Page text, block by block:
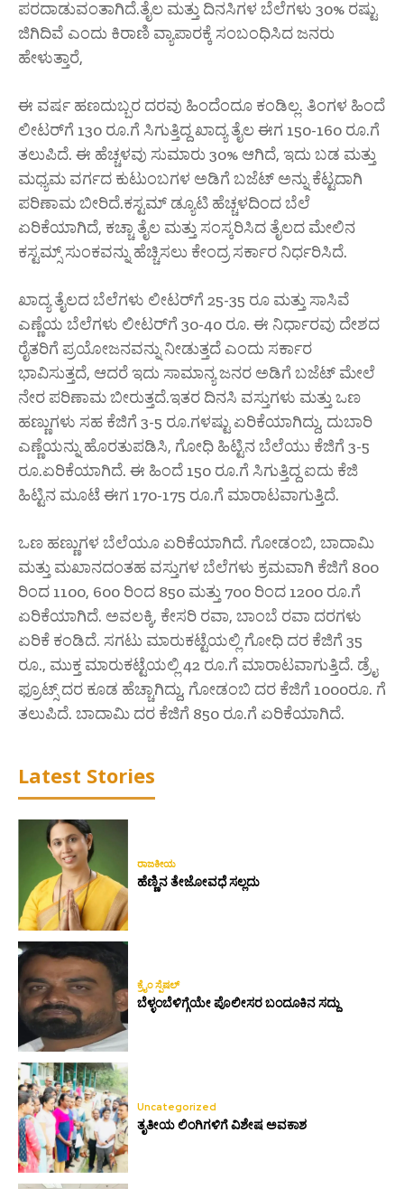
ಪರದಾಡುವಂತಾಗಿದೆ.ತೈಲ ಮತ್ತು ದಿನಸಿಗಳ ಬೆಲೆಗಳು 30% ರಷ್ಟು
ಜಿಗಿದಿವೆ ಎಂದು ಕಿರಾಣಿ ವ್ಯಾಪಾರಕ್ಕೆ ಸಂಬಂಧಿಸಿದ ಜನರು
ಹೇಳುತ್ತಾರೆ,
ಈ ವರ್ಷ ಹಣದುಬ್ಬರ ದರವು ಹಿಂದೆಂದೂ ಕಂಡಿಲ್ಲ. ತಿಂಗಳ ಹಿಂದೆ
ಲೀಟರ್‌ಗೆ 130 ರೂ.ಗೆ ಸಿಗುತ್ತಿದ್ದ ಖಾದ್ಯ ತೈಲ ಈಗ 150-160 ರೂ.ಗೆ
ತಲುಪಿದೆ. ಈ ಹೆಚ್ಚಳವು ಸುಮಾರು 30% ಆಗಿದೆ, ಇದು ಬಡ ಮತ್ತು
ಮಧ್ಯಮ ವರ್ಗದ ಕುಟುಂಬಗಳ ಅಡಿಗೆ ಬಜೆಟ್ ಅನ್ನು ಕೆಟ್ಟದಾಗಿ
ಪರಿಣಾಮ ಬೀರಿದೆ.ಕಸ್ಟಮ್ ಡ್ಯೂಟಿ ಹೆಚ್ಚಳದಿಂದ ಬೆಲೆ
ಏರಿಕೆಯಾಗಿದೆ, ಕಚ್ಚಾ ತೈಲ ಮತ್ತು ಸಂಸ್ಕರಿಸಿದ ತೈಲದ ಮೇಲಿನ
ಕಸ್ಟಮ್ಸ್ ಸುಂಕವನ್ನು ಹೆಚ್ಚಿಸಲು ಕೇಂದ್ರ ಸರ್ಕಾರ ನಿರ್ಧರಿಸಿದೆ.
ಖಾದ್ಯ ತೈಲದ ಬೆಲೆಗಳು ಲೀಟರ್‌ಗೆ 25-35 ರೂ ಮತ್ತು ಸಾಸಿವೆ
ಎಣ್ಣೆಯ ಬೆಲೆಗಳು ಲೀಟರ್‌ಗೆ 30-40 ರೂ. ಈ ನಿರ್ಧಾರವು ದೇಶದ
ರೈತರಿಗೆ ಪ್ರಯೋಜನವನ್ನು ನೀಡುತ್ತದೆ ಎಂದು ಸರ್ಕಾರ
ಭಾವಿಸುತ್ತದೆ, ಆದರೆ ಇದು ಸಾಮಾನ್ಯ ಜನರ ಅಡಿಗೆ ಬಜೆಟ್ ಮೇಲೆ
ನೇರ ಪರಿಣಾಮ ಬೀರುತ್ತದೆ.ಇತರ ದಿನಸಿ ವಸ್ತುಗಳು ಮತ್ತು ಒಣ
ಹಣ್ಣುಗಳು ಸಹ ಕೆಜಿಗೆ 3-5 ರೂ.ಗಳಷ್ಟು ಏರಿಕೆಯಾಗಿದ್ದು, ದುಬಾರಿ
ಎಣ್ಣೆಯನ್ನು ಹೊರತುಪಡಿಸಿ, ಗೋಧಿ ಹಿಟ್ಟಿನ ಬೆಲೆಯು ಕೆಜಿಗೆ 3-5
ರೂ.ಏರಿಕೆಯಾಗಿದೆ. ಈ ಹಿಂದೆ 150 ರೂ.ಗೆ ಸಿಗುತ್ತಿದ್ದ ಐದು ಕೆಜಿ
ಹಿಟ್ಟಿನ ಮೂಟೆ ಈಗ 170-175 ರೂ.ಗೆ ಮಾರಾಟವಾಗುತ್ತಿದೆ.
ಒಣ ಹಣ್ಣುಗಳ ಬೆಲೆಯೂ ಏರಿಕೆಯಾಗಿದೆ. ಗೋಡಂಬಿ, ಬಾದಾಮಿ
ಮತ್ತು ಮಖಾನದಂತಹ ವಸ್ತುಗಳ ಬೆಲೆಗಳು ಕ್ರಮವಾಗಿ ಕೆಜಿಗೆ 800
ರಿಂದ 1100, 600 ರಿಂದ 850 ಮತ್ತು 700 ರಿಂದ 1200 ರೂ.ಗೆ
ಏರಿಕೆಯಾಗಿದೆ. ಅವಲಕ್ಕಿ, ಕೇಸರಿ ರವಾ, ಬಾಂಬೆ ರವಾ ದರಗಳು
ಏರಿಕೆ ಕಂಡಿದೆ. ಸಗಟು ಮಾರುಕಟ್ಟೆಯಲ್ಲಿ ಗೋಧಿ ದರ ಕೆಜಿಗೆ 35
ರೂ., ಮುಕ್ತ ಮಾರುಕಟ್ಟೆಯಲ್ಲಿ 42 ರೂ.ಗೆ ಮಾರಾಟವಾಗುತ್ತಿದೆ. ಡ್ರೈ
ಫ್ರೂಟ್ಸ್ ದರ ಕೂಡ ಹೆಚ್ಚಾಗಿದ್ದು, ಗೋಡಂಬಿ ದರ ಕೆಜಿಗೆ 1000ರೂ. ಗೆ
ತಲುಪಿದೆ. ಬಾದಾಮಿ ದರ ಕೆಜಿಗೆ 850 ರೂ.ಗೆ ಏರಿಕೆಯಾಗಿದೆ.
Latest Stories
ರಾಜಕೀಯ
ಹೆಣ್ಣಿನ ತೇಜೋವಧೆ ಸಲ್ಲದು
ಕ್ರೈಂ ಸ್ಪೆಷಲ್
ಬೆಳ್ಳಂಬೆಳಿಗ್ಗೆಯೇ ಪೊಲೀಸರ ಬಂದೂಕಿನ ಸದ್ದು
Uncategorized
ತೃತೀಯ ಲಿಂಗಿಗಳಿಗೆ ವಿಶೇಷ ಅವಕಾಶ